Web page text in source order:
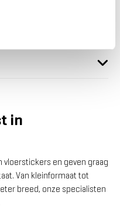
in
vloerstickers en geven graag
Van kleinformaat tot
breed, onze specialisten